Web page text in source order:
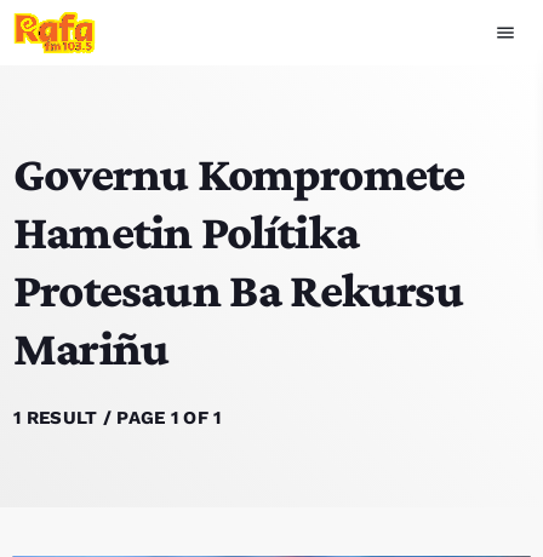
menu
play_arrow
HOME
NOTISIA
EKIPA
Governu Kompromete
Hametin Polítika
Protesaun Ba Rekursu
Mariñu
1 RESULT / PAGE 1 OF 1